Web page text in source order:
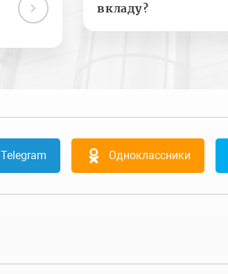
вкладу?
Telegram Одноклассники